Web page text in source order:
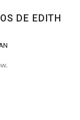
DE EDITH